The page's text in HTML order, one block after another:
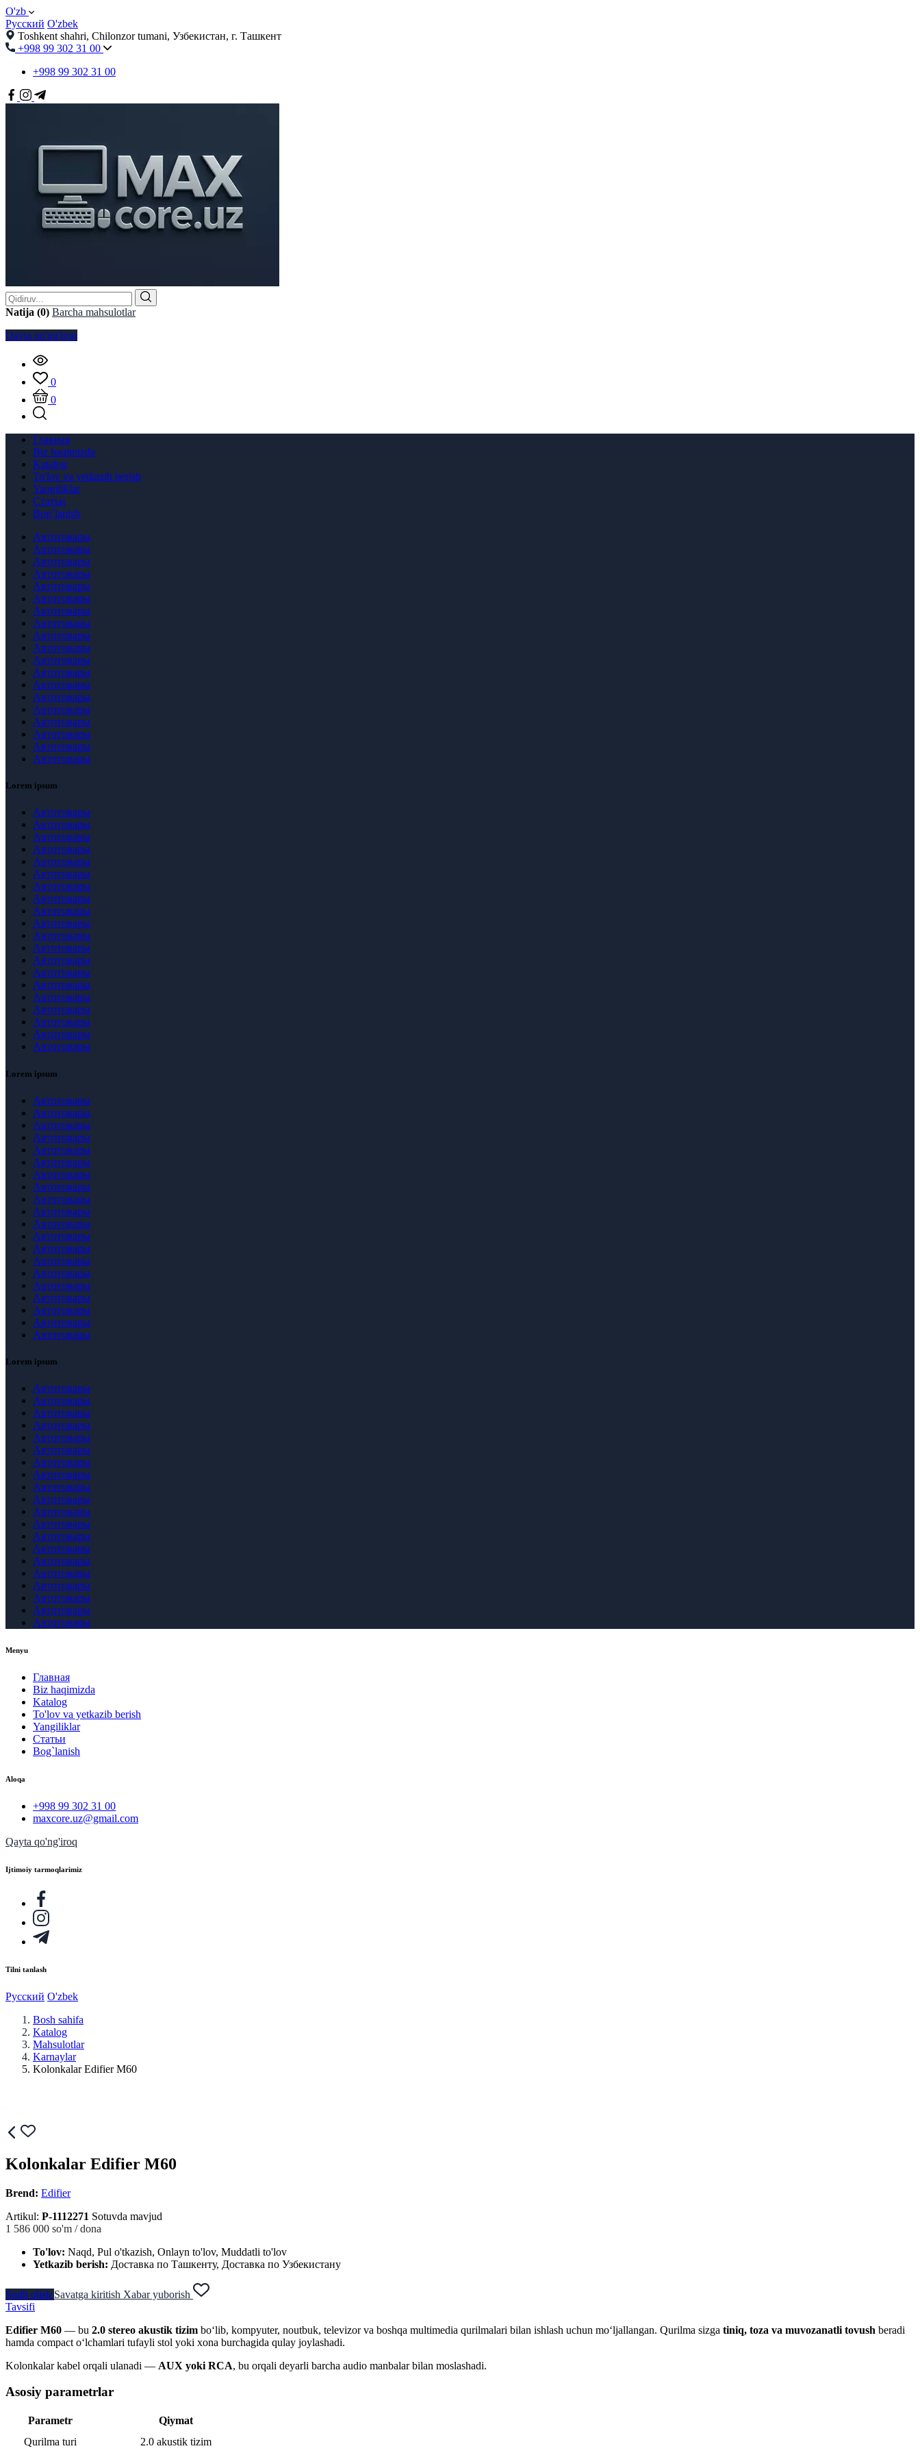
O'zb
Русский O'zbek
Toshkent shahri, Chilonzor tumani, Узбекистан, г. Ташкент
+998 99 302 31 00
+998 99 302 31 00
Natija (0) Barcha mahsulotlar
Qayta qo'ng'iroq
0
0
Главная
Biz haqimizda
Katalog
To'lov va yetkazib berish
Yangiliklar
Статьи
Bog`lanish
Автотовары
Автотовары
Автотовары
Автотовары
Автотовары
Автотовары
Автотовары
Автотовары
Автотовары
Автотовары
Автотовары
Автотовары
Автотовары
Автотовары
Автотовары
Автотовары
Автотовары
Автотовары
Автотовары
Lorem ipsum
Автотовары
Автотовары
Автотовары
Автотовары
Автотовары
Автотовары
Автотовары
Автотовары
Автотовары
Автотовары
Автотовары
Автотовары
Автотовары
Автотовары
Автотовары
Автотовары
Автотовары
Автотовары
Автотовары
Автотовары
Lorem ipsum
Автотовары
Автотовары
Автотовары
Автотовары
Автотовары
Автотовары
Автотовары
Автотовары
Автотовары
Автотовары
Автотовары
Автотовары
Автотовары
Автотовары
Автотовары
Автотовары
Автотовары
Автотовары
Автотовары
Автотовары
Lorem ipsum
Автотовары
Автотовары
Автотовары
Автотовары
Автотовары
Автотовары
Автотовары
Автотовары
Автотовары
Автотовары
Автотовары
Автотовары
Автотовары
Автотовары
Автотовары
Автотовары
Автотовары
Автотовары
Автотовары
Автотовары
Menyu
Главная
Biz haqimizda
Katalog
To'lov va yetkazib berish
Yangiliklar
Статьи
Bog`lanish
Aloqa
+998 99 302 31 00
maxcore.uz@gmail.com
Qayta qo'ng'iroq
Ijtimoiy tarmoqlarimiz
Tilni tanlash
Русский O'zbek
Bosh sahifa
Katalog
Mahsulotlar
Karnaylar
Kolonkalar Edifier M60
Kolonkalar Edifier M60
Brend: Edifier
Artikul: P-1112271 Sotuvda mavjud
1 586 000 so'm / dona
To'lov: Naqd, Pul o'tkazish, Onlayn to'lov, Muddatli to'lov
Yetkazib berish: Доставка по Ташкенту, Доставка по Узбекистану
Sotib olish Savatga kiritish Xabar yuborish
Tavsifi
Edifier M60 — bu 2.0 stereo akustik tizim bo‘lib, kompyuter, noutbuk, televizor va boshqa multimedia qurilmalari bilan ishlash uchun mo‘ljallangan. Qurilma sizga tiniq, toza va muvozanatli tovush beradi
hamda compact o‘lchamlari tufayli stol yoki xona burchagida qulay joylashadi.
Kolonkalar kabel orqali ulanadi — AUX yoki RCA, bu orqali deyarli barcha audio manbalar bilan moslashadi.
Asosiy parametrlar
Parametr
Qiymat
Qurilma turi
2.0 akustik tizim